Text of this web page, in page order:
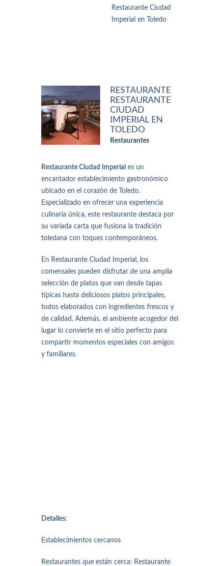
Restaurante Ciudad
Imperial en Toledo
RESTAURANTE
RESTAURANTE
CIUDAD
IMPERIAL EN
TOLEDO
Restaurantes
Restaurante Ciudad Imperial es un
encantador establecimiento gastronómico
ubicado en el corazón de Toledo.
Especializado en ofrecer una experiencia
culinaria única, este restaurante destaca por
su variada carta que fusiona la tradición
toledana con toques contemporáneos.
En Restaurante Ciudad Imperial, los
comensales pueden disfrutar de una amplia
selección de platos que van desde tapas
típicas hasta deliciosos platos principales,
todos elaborados con ingredientes frescos y
de calidad. Además, el ambiente acogedor del
lugar lo convierte en el sitio perfecto para
compartir momentos especiales con amigos
y familiares.
Detalles:
Establecimientos cercanos
Restaurantes que están cerca: Restaurante